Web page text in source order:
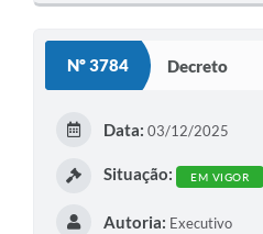
Nº 3784 Decreto
Data: 03/12/2025
Situação: EM VIGOR
Autoria: Executivo